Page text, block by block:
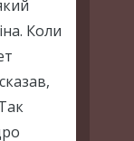
Коли